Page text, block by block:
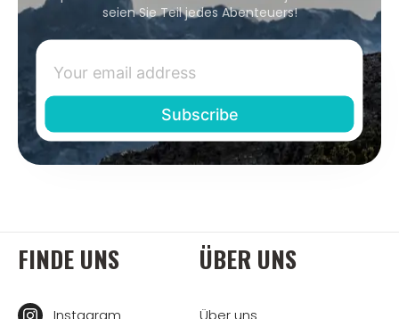
seien Sie Teil jedes Abenteuers!
FINDE UNS
Instagram
ÜBER UNS
Über uns